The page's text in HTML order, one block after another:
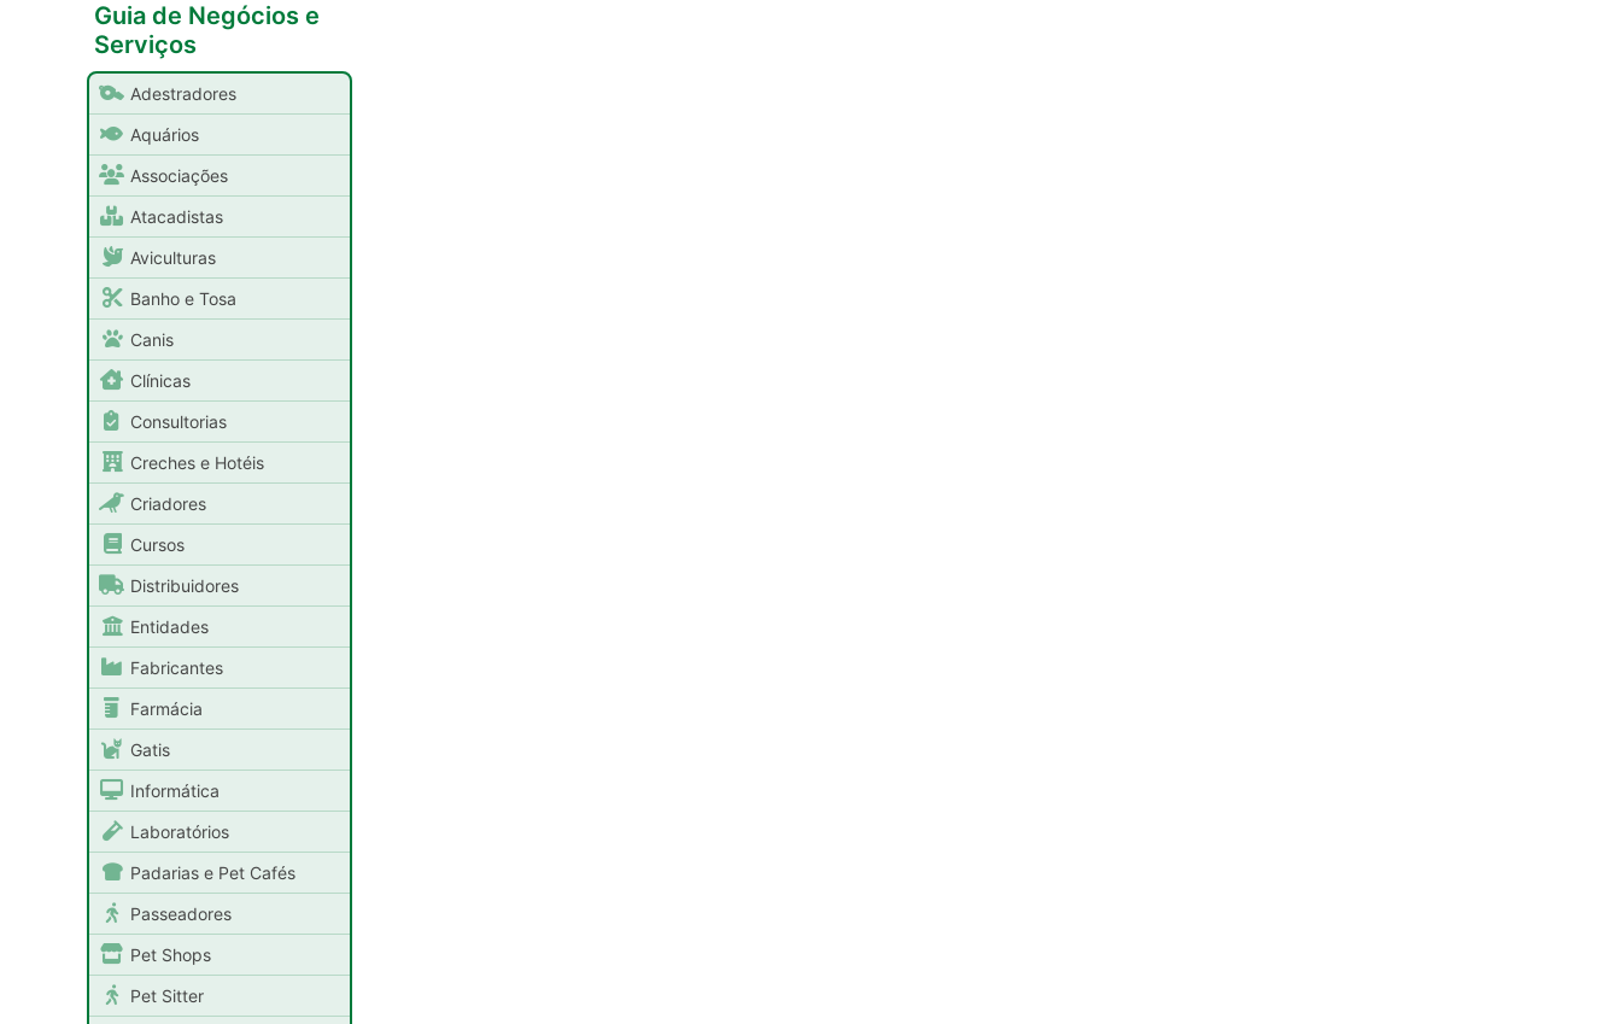
Guia de Negócios e
Serviços
Adestradores
Aquários
Associações
Atacadistas
Aviculturas
Banho e Tosa
Canis
Clínicas
Consultorias
Creches e Hotéis
Criadores
Cursos
Distribuidores
Entidades
Fabricantes
Farmácia
Gatis
Informática
Laboratórios
Padarias e Pet Cafés
Passeadores
Pet Shops
Pet Sitter